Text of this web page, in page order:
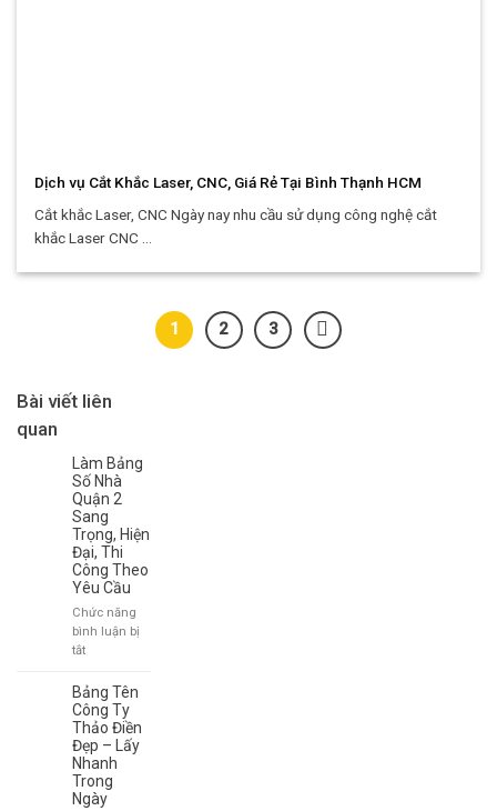
Dịch vụ Cắt Khắc Laser, CNC, Giá Rẻ Tại Bình Thạnh HCM
Cắt khắc Laser, CNC Ngày nay nhu cầu sử dụng công nghệ cắt
khắc Laser CNC ...
1 2 3
Bài viết liên
quan
Làm Bảng
Số Nhà
Quận 2
Sang
Trọng, Hiện
Đại, Thi
Công Theo
Yêu Cầu
Chức năng
bình luận bị
tắtở
Bảng
Số
Nhà
Quận
2
Sang
Trọng,
Bảng Tên
Công Ty
Thảo Điền
Đẹp – Lấy
Nhanh
Trong
Ngày